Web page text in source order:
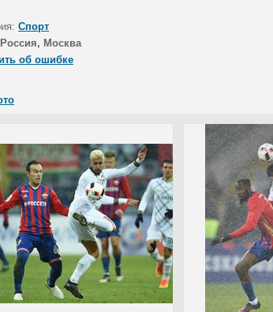
Спорт
Россия, Москва
об ошибке